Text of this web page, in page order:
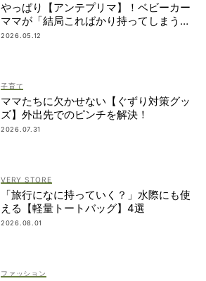
やっぱり【アンテプリマ】！ベビーカー
ママが「結局こればかり持ってしまう」
納得の理由
2026.05.12
子育て
ママたちに欠かせない【ぐずり対策グッ
ズ】外出先でのピンチを解決！
2026.07.31
VERY STORE
「旅行になに持っていく？」水際にも使
える【軽量トートバッグ】4選
2026.08.01
ファッション